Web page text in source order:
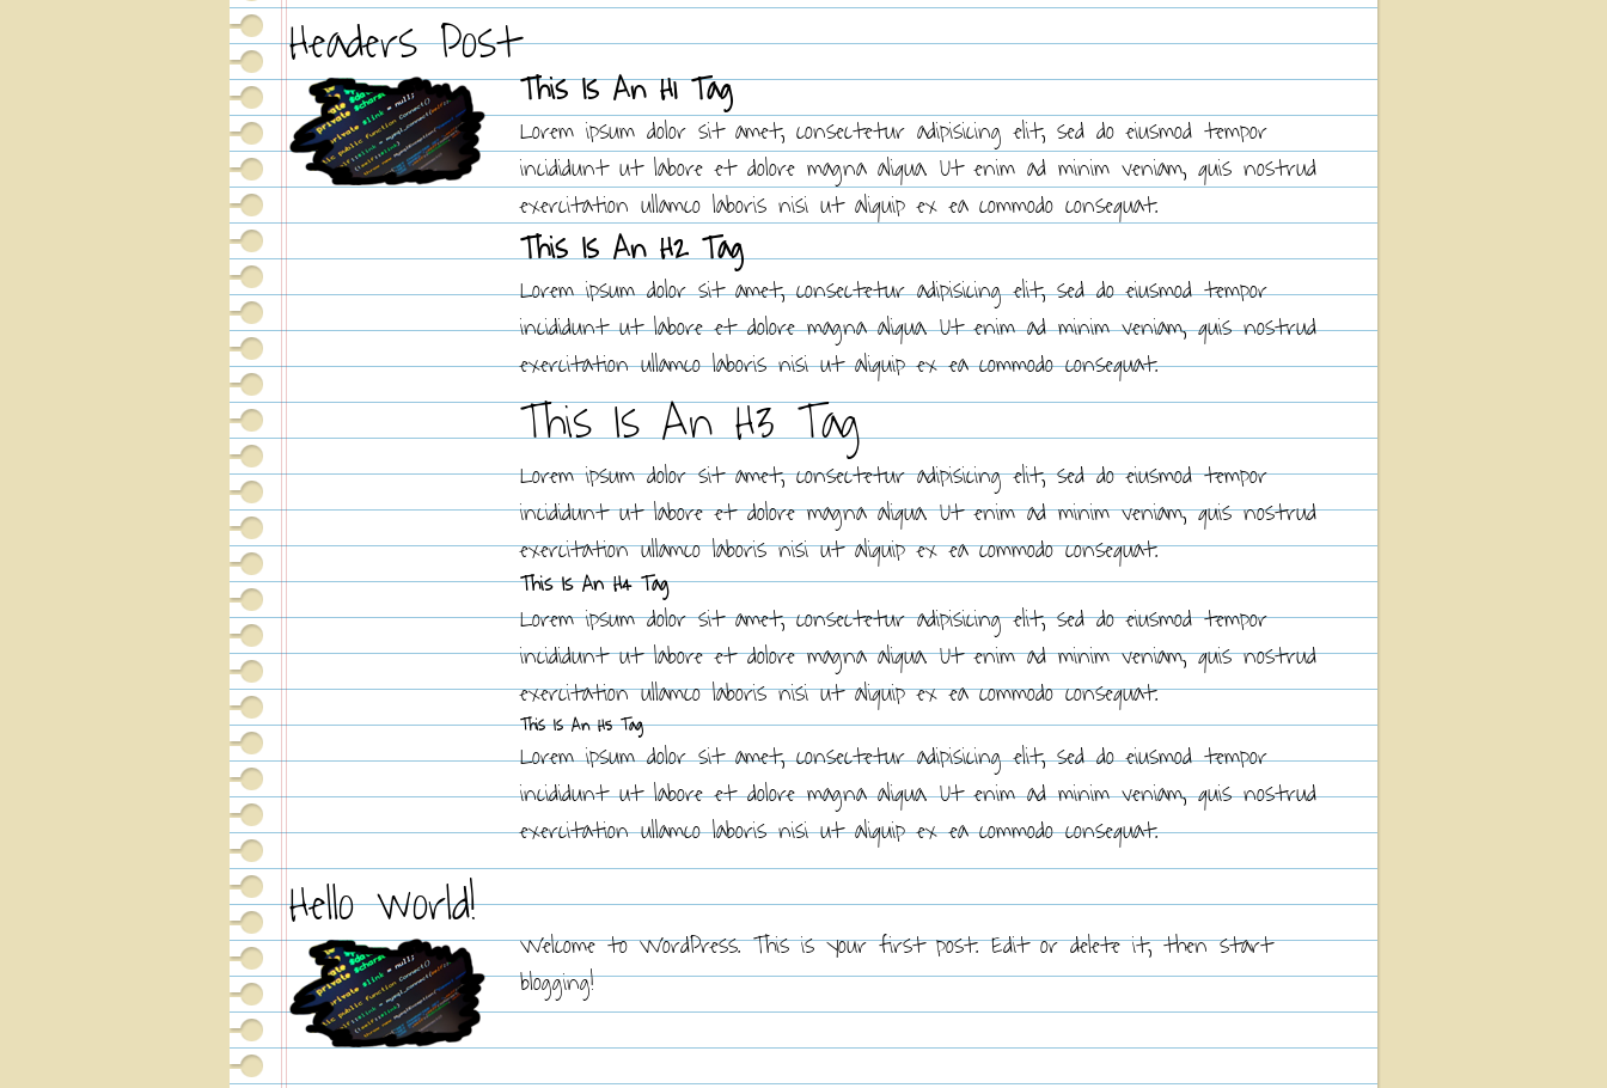
Headers Post
This Is An H1 Tag
Lorem ipsum dolor sit amet, consectetur adipisicing elit, sed do eiusmod tempor
incididunt ut labore et dolore magna aliqua. Ut enim ad minim veniam, quis nostrud
exercitation ullamco laboris nisi ut aliquip ex ea commodo consequat.
This Is An H2 Tag
Lorem ipsum dolor sit amet, consectetur adipisicing elit, sed do eiusmod tempor
incididunt ut labore et dolore magna aliqua. Ut enim ad minim veniam, quis nostrud
exercitation ullamco laboris nisi ut aliquip ex ea commodo consequat.
This Is An H3 Tag
Lorem ipsum dolor sit amet, consectetur adipisicing elit, sed do eiusmod tempor
incididunt ut labore et dolore magna aliqua. Ut enim ad minim veniam, quis nostrud
exercitation ullamco laboris nisi ut aliquip ex ea commodo consequat.
This Is An H4 Tag
Lorem ipsum dolor sit amet, consectetur adipisicing elit, sed do eiusmod tempor
incididunt ut labore et dolore magna aliqua. Ut enim ad minim veniam, quis nostrud
exercitation ullamco laboris nisi ut aliquip ex ea commodo consequat.
This Is An H5 Tag
Lorem ipsum dolor sit amet, consectetur adipisicing elit, sed do eiusmod tempor
incididunt ut labore et dolore magna aliqua. Ut enim ad minim veniam, quis nostrud
exercitation ullamco laboris nisi ut aliquip ex ea commodo consequat.
Hello world!
Welcome to WordPress. This is your first post. Edit or delete it, then start
blogging!